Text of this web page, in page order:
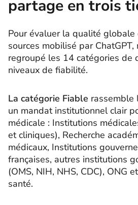
partage en trois
Pour évaluer la qualité globale
sources mobilisé par ChatGPT,
regroupé les 14 catégories de
niveaux de fiabilité.
La catégorie Fiable rassemble
un mandat institutionnel clair
médicale : Institutions
et cliniques), Recherche
médicaux, Institutions
françaises, autres institutions
(OMS, NIH, NHS, CDC), ONG
santé.